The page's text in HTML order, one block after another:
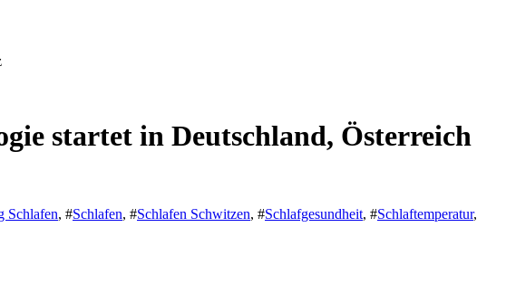
startet in Deutschland, Österreich
Schlafen, #Schlafen, #Schlafen Schwitzen, #Schlafgesundheit, #Schlaftemperatur,